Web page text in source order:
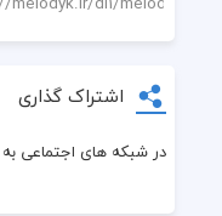
اشتراک گذاری
در شبکه های اجتماعی به